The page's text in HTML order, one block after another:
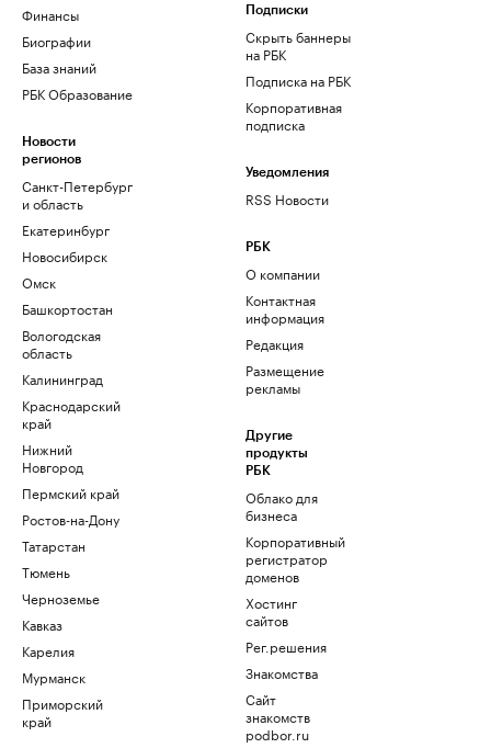
Финансы
Биографии
База знаний
РБК Образование
Новости
регионов
Санкт-Петербург
и область
Екатеринбург
Новосибирск
Омск
Башкортостан
Вологодская
область
Калининград
Краснодарский
край
Нижний
Новгород
Пермский край
Ростов-на-Дону
Татарстан
Тюмень
Черноземье
Кавказ
Карелия
Мурманск
Приморский
край
Подписки
Скрыть баннеры
на РБК
Подписка на РБК
Корпоративная
подписка
Уведомления
RSS Новости
РБК
О компании
Контактная
информация
Редакция
Размещение
рекламы
Другие
продукты
РБК
Облако для
бизнеса
Корпоративный
регистратор
доменов
Хостинг
сайтов
Рег.решения
Знакомства
Сайт
знакомств
podbor.ru